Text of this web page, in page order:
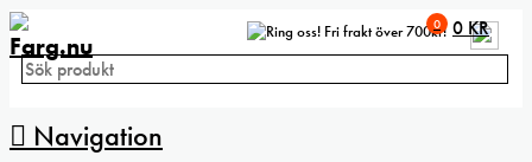
Fri frakt över 700kr!
Navigation
0 0 KR